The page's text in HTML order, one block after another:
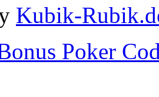
Kubik-
Poker